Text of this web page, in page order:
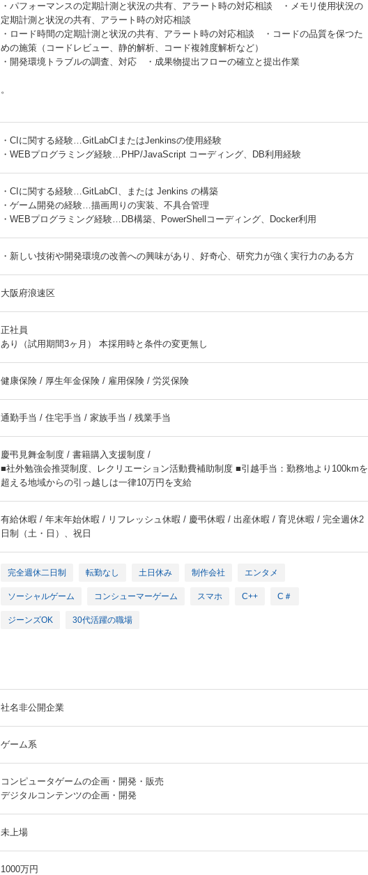
・パフォーマンスの定期計測と状況の共有、アラート時の対応相談 ・メモリ使用状況の
定期計測と状況の共有、アラート時の対応相談
・ロード時間の定期計測と状況の共有、アラート時の対応相談 ・コードの品質を保つた
めの施策（コードレビュー、静的解析、コード複雑度解析など）
・開発環境トラブルの調査、対応 ・成果物提出フローの確立と提出作業
。
・CIに関する経験…GitLabCIまたはJenkinsの使用経験
・WEBプログラミング経験…PHP/JavaScript コーディング、DB利用経験
・CIに関する経験…GitLabCI、または Jenkins の構築
・ゲーム開発の経験…描画周りの実装、不具合管理
・WEBプログラミング経験…DB構築、PowerShellコーディング、Docker利用
・新しい技術や開発環境の改善への興味があり、好奇心、研究力が強く実行力のある方
大阪府浪速区
正社員
あり（試用期間3ヶ月） 本採用時と条件の変更無し
健康保険 / 厚生年金保険 / 雇用保険 / 労災保険
通勤手当 / 住宅手当 / 家族手当 / 残業手当
慶弔見舞金制度 / 書籍購入支援制度 /
■社外勉強会推奨制度、レクリエーション活動費補助制度 ■引越手当：勤務地より100kmを
超える地域からの引っ越しは一律10万円を支給
有給休暇 / 年末年始休暇 / リフレッシュ休暇 / 慶弔休暇 / 出産休暇 / 育児休暇 / 完全週休2
日制（土・日）、祝日
完全週休二日制 転勤なし 土日休み 制作会社 エンタメ
ソーシャルゲーム コンシューマーゲーム スマホ C++ C＃
ジーンズOK 30代活躍の職場
社名非公開企業
ゲーム系
コンピュータゲームの企画・開発・販売
デジタルコンテンツの企画・開発
未上場
1000万円